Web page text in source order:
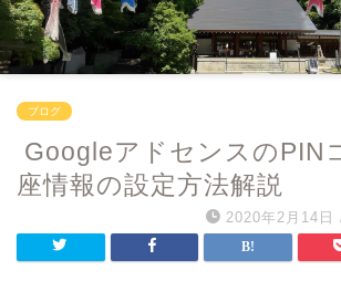
ブログ
GoogleアドセンスのPIN
座情報の設定方法解説
2020年2月14日